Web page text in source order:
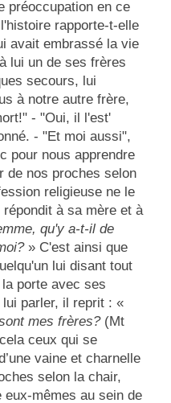
préoccupation en ce
rapporte-t-elle
avait embrassé la vie
lui un de ses frères
secours, lui
à notre autre frère,
- "Oui, il l'est'
- "Et moi aussi",
pour nous apprendre
de nos proches selon
religieuse ne le
à sa mère et à
qu'y a-t-il de
» C'est ainsi que
lui disant tout
porte avec ses
parler, il reprit : «
mes frères?(Mt
ceux qui se
vaine et charnelle
selon la chair,
mêmes au sein de